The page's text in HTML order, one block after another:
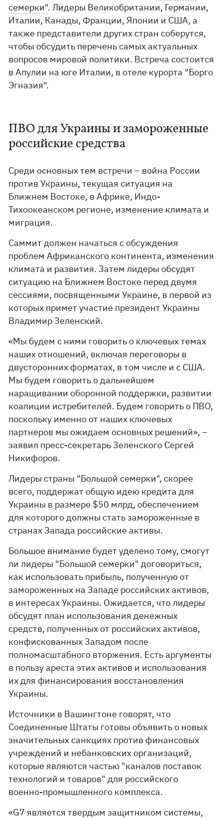
семерки". Лидеры Великобритании, Германии,
Италии, Канады, Франции, Японии и США, а
также представители других стран соберутся,
чтобы обсудить перечень самых актуальных
вопросов мировой политики. Встреча состоится
в Апулии на юге Италии, в отеле курорта "Борго
Эгназия".
ПВО для Украины и замороженные
российские средства
Среди основных тем встречи – война России
против Украины, текущая ситуация на
Ближнем Востоке, в Африке, Индо-
Тихоокеанском регионе, изменение климата и
миграция.
Саммит должен начаться с обсуждения
проблем Африканского континента, изменения
климата и развития. Затем лидеры обсудят
ситуацию на Ближнем Востоке перед двумя
сессиями, посвященными Украине, в первой из
которых примет участие президент Украины
Владимир Зеленский.
«Мы будем с ними говорить о ключевых темах
наших отношений, включая переговоры в
двусторонних форматах, в том числе и с США.
Мы будем говорить о дальнейшем
наращивании оборонной поддержки, развитии
коалиции истребителей. Будем говорить о ПВО,
поскольку именно от наших ключевых
партнеров мы ожидаем основных решений», –
заявил пресс-секретарь Зеленского Сергей
Никифоров.
Лидеры страны "Большой семерки", скорее
всего, поддержат общую идею кредита для
Украины в размере $50 млрд, обеспечением
для которого должны стать замороженные в
странах Запада российские активы.
Большое внимание будет уделено тому, смогут
ли лидеры "Большой семерки" договориться,
как использовать прибыль, полученную от
замороженных на Западе российских активов,
в интересах Украины. Ожидается, что лидеры
обсудят план использования денежных
средств, полученных от российских активов,
конфискованных Западом после
полномасштабного вторжения. Есть аргументы
в пользу ареста этих активов и использования
их для финансирования восстановления
Украины.
Источники в Вашингтоне говорят, что
Соединенные Штаты готовы объявить о новых
значительных санкциях против финансовых
учреждений и небанковских организаций,
которые являются частью "каналов поставок
технологий и товаров" для российского
военно-промышленного комплекса.
«G7 является твердым защитником системы,